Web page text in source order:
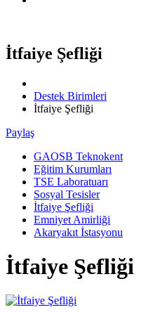
İtfaiye Şefliği
Destek Birimleri
İtfaiye Şefliği
Paylaş
GAOSB Teknokent
Eğitim Kurumları
TSE Laboratuarı
Sosyal Tesisler
İtfaiye Şefliği
Emniyet Amirliği
Akaryakıt İstasyonu
İtfaiye Şefliği